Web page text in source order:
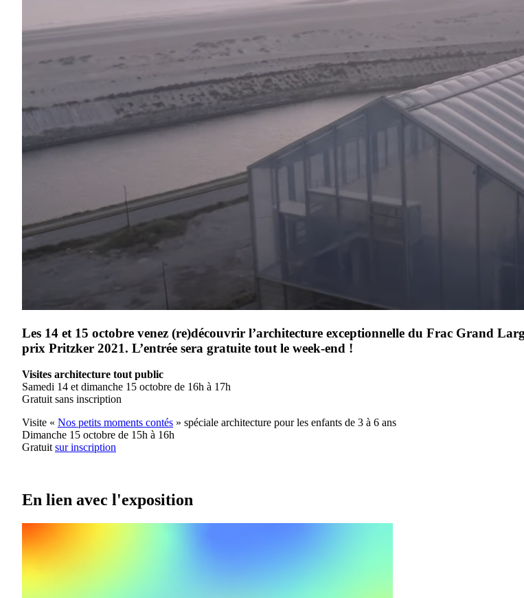
Les 14 et 15 octobre venez (re)découvrir l’architecture exceptionnelle du Frac Grand
prix Pritzker 2021. L’entrée sera gratuite tout le week-end !
Visites architecture tout public
Samedi 14 et dimanche 15 octobre de 16h à 17h
Gratuit sans inscription
Visite « Nos petits moments contés » spéciale architecture pour les enfants de 3 à 6 ans
Dimanche 15 octobre de 15h à 16h
Gratuitsur inscription
En lien avec l'exposition